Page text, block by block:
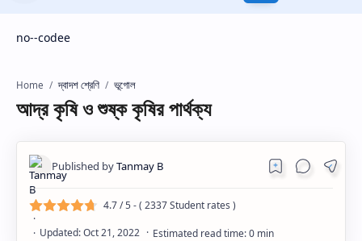
no--codee
Home দ্বাদশ শ্রেণি ভূগোল
আদ্র কৃষি ও শুষ্ক কৃষির পার্থক্য
4.7/ 5 - ( 2337Student rates )